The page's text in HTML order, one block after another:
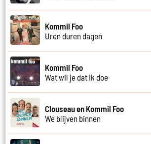
Kommil Foo
Uren duren dagen
Kommil Foo
Wat wil je dat ik doe
Clouseau en Kommil Foo
We blijven binnen